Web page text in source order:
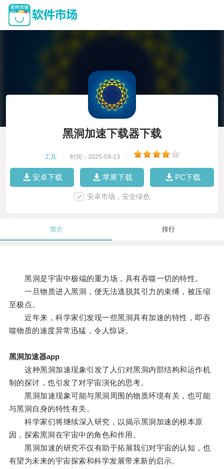
黑洞加速下载器下载
工具 时间：2025-09-13
安卓下载 苹果下载 PC下载
安卓市场，安全绿色
简介 排行
黑洞是宇宙中极端的重力场，具有吞噬一切的特性。
一旦物质进入黑洞，便无法逃脱其引力的束缚，被压缩
至极点。
近年来，科学家们发现一些黑洞具有加速的特性，即吞
噬物质的速度异常迅猛，令人惊讶。
黑洞加速器app
这种黑洞加速现象引发了人们对黑洞内部结构和运作机
制的探讨，也引发了对宇宙演化的思考。
黑洞加速现象可能与黑洞周围的物质环境有关，也可能
与黑洞自身的特性有关。
科学家们将继续深入研究，以揭示黑洞加速的根本原
因，探索黑洞在宇宙中的角色和作用。
黑洞加速的研究不仅有助于拓展我们对宇宙的认知，也
有望为未来的宇宙探索和科学发展带来新的启示。